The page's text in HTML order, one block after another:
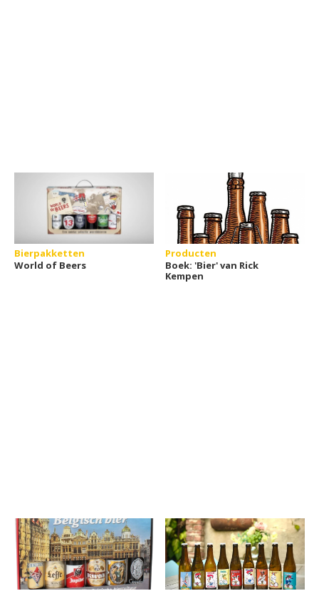
Bierpakketten
World of Beers
Producten
Boek: 'Bier' van Rick
Kempen